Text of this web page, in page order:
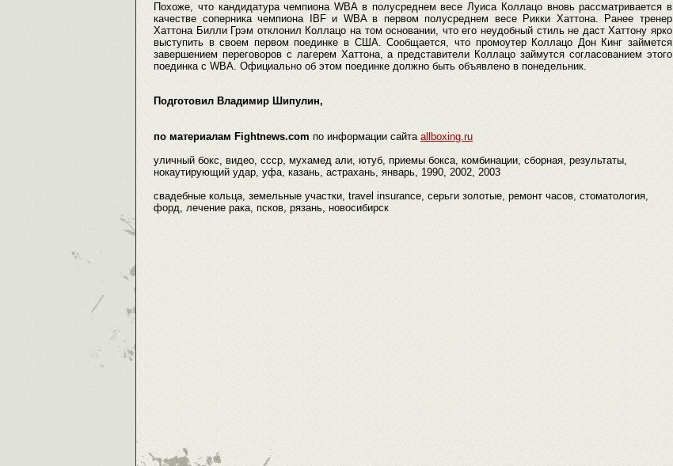
Похоже, что кандидатура чемпиона WBA в полусреднем весе Луиса Коллацо вновь рассматривается в
качестве соперника чемпиона IBF и WBA в первом полусреднем весе Рикки Хаттона. Ранее тренер
Хаттона Билли Грэм отклонил Коллацо на том основании, что его неудобный стиль не даст Хаттону ярко
выступить в своем первом поединке в США. Сообщается, что промоутер Коллацо Дон Кинг займется
завершением переговоров с лагерем Хаттона, а представители Коллацо займутся согласованием этого
поединка с WBA. Официально об этом поединке должно быть объявлено в понедельник.
Подготовил Владимир Шипулин,
по материалам Fightnews.com по информации сайта allboxing.ru
уличный бокс, видео, ссср, мухамед али, ютуб, приемы бокса, комбинации, сборная, результаты,
нокаутирующий удар, уфа, казань, астрахань, январь, 1990, 2002, 2003
свадебные кольца, земельные участки, travel insurance, серьги золотые, ремонт часов, стоматология,
форд, лечение рака, псков, рязань, новосибирск